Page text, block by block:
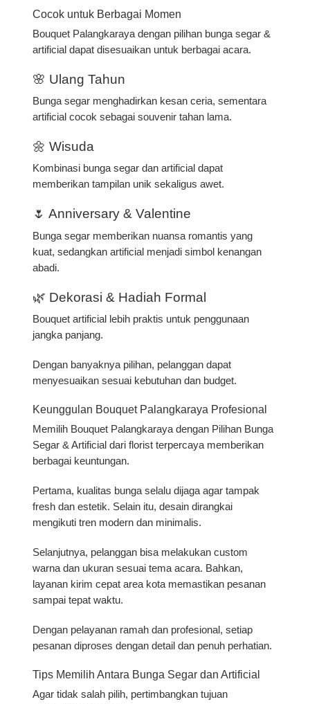
Cocok untuk Berbagai Momen
Bouquet Palangkaraya dengan pilihan bunga segar &
artificial dapat disesuaikan untuk berbagai acara.
🌸 Ulang Tahun
Bunga segar menghadirkan kesan ceria, sementara
artificial cocok sebagai souvenir tahan lama.
🌼 Wisuda
Kombinasi bunga segar dan artificial dapat
memberikan tampilan unik sekaligus awet.
🌷 Anniversary & Valentine
Bunga segar memberikan nuansa romantis yang
kuat, sedangkan artificial menjadi simbol kenangan
abadi.
🌿 Dekorasi & Hadiah Formal
Bouquet artificial lebih praktis untuk penggunaan
jangka panjang.
Dengan banyaknya pilihan, pelanggan dapat
menyesuaikan sesuai kebutuhan dan budget.
Keunggulan Bouquet Palangkaraya Profesional
Memilih Bouquet Palangkaraya dengan Pilihan Bunga
Segar & Artificial dari florist terpercaya memberikan
berbagai keuntungan.
Pertama, kualitas bunga selalu dijaga agar tampak
fresh dan estetik. Selain itu, desain dirangkai
mengikuti tren modern dan minimalis.
Selanjutnya, pelanggan bisa melakukan custom
warna dan ukuran sesuai tema acara. Bahkan,
layanan kirim cepat area kota memastikan pesanan
sampai tepat waktu.
Dengan pelayanan ramah dan profesional, setiap
pesanan diproses dengan detail dan penuh perhatian.
Tips Memilih Antara Bunga Segar dan Artificial
Agar tidak salah pilih, pertimbangkan tujuan